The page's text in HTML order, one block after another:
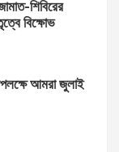
শিবিরের
বিক্ষোভ
আমরা জুলাই